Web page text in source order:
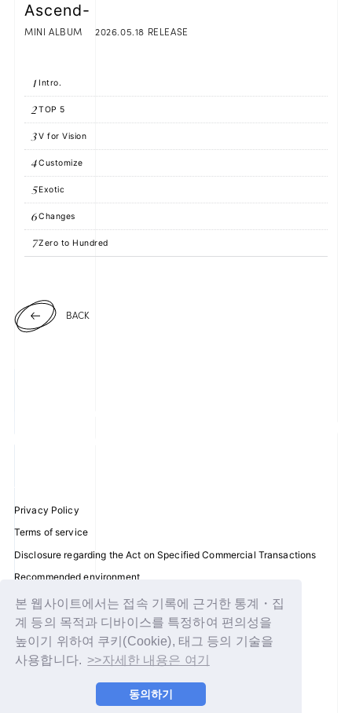
본 웹사이트에서는 접속 기록에 근거한 통계・집
계 등의 목적과 디바이스를 특정하여 편의성을
높이기 위하여 쿠키(Cookie), 태그 등의 기술을
사용합니다. >>자세한 내용은 여기
동의하기
JOIN LOGIN
FC NEWS
ZB1 BLOG
MOVIE
GALLERY
Ascend-
MINI ALBUM 2026.05.18 RELEASE
1 Intro.
2 TOP 5
3 V for Vision
4 Customize
5 Exotic
6 Changes
7 Zero to Hundred
BACK
Privacy Policy
Terms of service
Disclosure regarding the Act on Specified Commercial Transactions
Recommended environment
Help/Contact Us
Membership registration
Log in
© WAKEONE / Sony Music Labels Inc.